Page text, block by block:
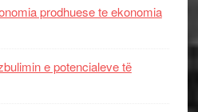
prodhuese te ekonomia
e potencialeve të